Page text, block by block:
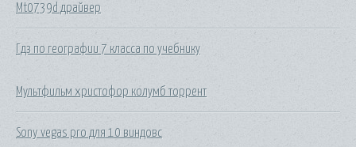
Mt0739d драйвер
Гдз по географии 7 класса по учебнику
Мультфильм христофор колумб торрент
Sony vegas pro для 10 виндовс